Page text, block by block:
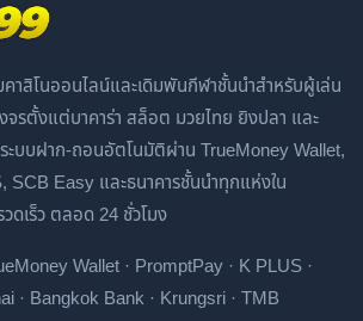
สิโนออนไลน์และเดิมพันกีฬาชั้นนำสำหรับผู้เล่น
จรตั้งแต่บาคาร่า สล็อต มวยไทย ยิงปลา และ
บบฝาก-ถอนอัตโนมัติผ่าน TrueMoney Wallet,
SCB Easy และธนาคารชั้นนำทุกแห่งใน
ดเร็ว ตลอด 24 ชั่วโมง
Wallet · PromptPay · K PLUS ·
· Bangkok Bank · Krungsri · TMB